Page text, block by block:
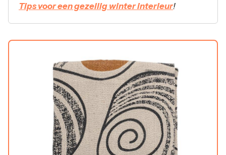
Tips voor een gezellig winter interieur!